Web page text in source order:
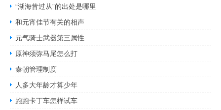
“湖海昔过从”的出处是哪里
和元宵佳节有关的相声
元气骑士武器第三属性
原神须弥马尾怎么打
秦朝管理制度
人多大年龄才算少年
跑跑卡丁车怎样试车